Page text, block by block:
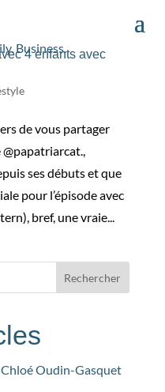
4 enfants avec
de vous partager
@papatriarcat.,
ses débuts et que
pour l’épisode avec
bref, une vraie...
Rechercher
Chloé Oudin-Gasquet